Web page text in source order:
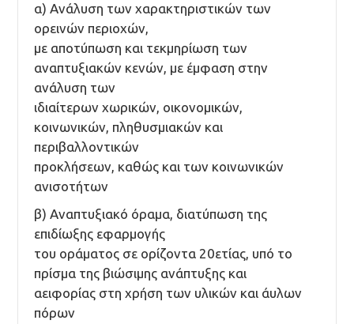
α) Ανάλυση των χαρακτηριστικών των
ορεινών περιοχών,
με αποτύπωση και τεκμηρίωση των
αναπτυξιακών κενών, με έμφαση στην
ανάλυση των
ιδιαίτερων χωρικών, οικονομικών,
κοινωνικών, πληθυσμιακών και
περιβαλλοντικών
προκλήσεων, καθώς και των κοινωνικών
ανισοτήτων
β) Αναπτυξιακό όραμα, διατύπωση της
επιδίωξης εφαρμογής
του οράματος σε ορίζοντα 20ετίας, υπό το
πρίσμα της βιώσιμης ανάπτυξης και
αειφορίας στη χρήση των υλικών και άυλων
πόρων